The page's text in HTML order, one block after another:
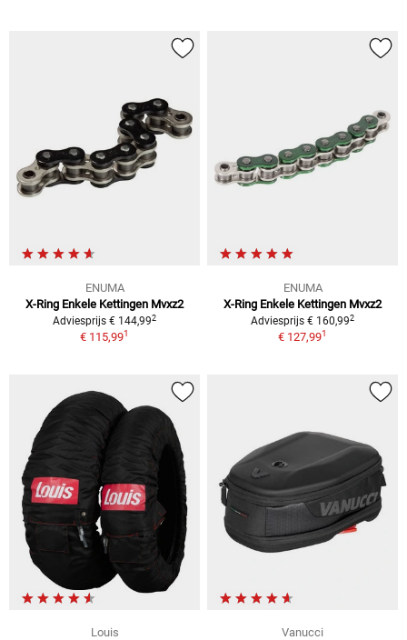
ENUMA
X-Ring Enkele Kettingen Mvxz2
Adviesprijs € 144,992
€ 115,991
ENUMA
X-Ring Enkele Kettingen Mvxz2
Adviesprijs € 160,992
€ 127,991
Louis
Vanucci